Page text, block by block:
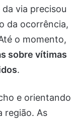
via precisou
da ocorrência,
o momento,
sobre vítimas
.
e orientando
região. As